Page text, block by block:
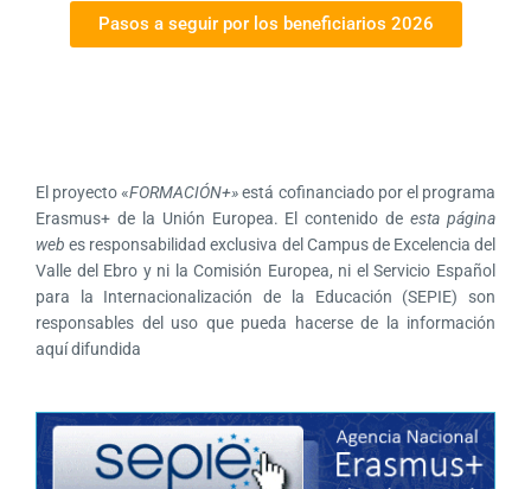
Pasos a seguir por los beneficiarios 2026
El proyecto «FORMACIÓN+»está cofinanciado por el programa
Erasmus+ de la Unión Europea. El contenido deesta página
webes responsabilidad exclusiva del Campus de Excelencia del
Valle del Ebro y ni la Comisión Europea, ni el Servicio Español
para la Internacionalización de la Educación (SEPIE) son
responsables del uso que pueda hacerse de la información
aquí difundida